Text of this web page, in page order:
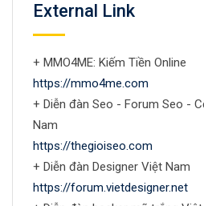
External Link
+ MMO4ME: Kiếm Tiền Online
https://mmo4me.com
+ Diễn đàn Seo - Forum Seo -
Nam
https://thegioiseo.com
+ Diễn đàn Designer Việt Nam
https://forum.vietdesigner.net